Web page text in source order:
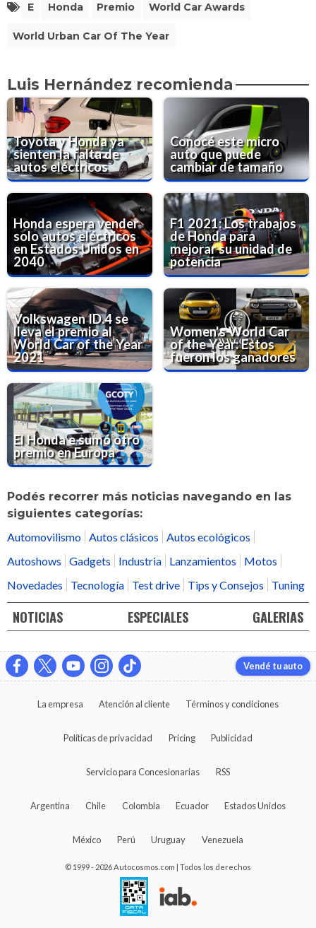
E Honda Premio World Car Awards
World Urban Car Of The Year
Luis Hernández recomienda
Toyota y Honda ya
sienten la falta de
autos eléctricos
Conocé este micro
auto que puede
cambiar de tamaño
Honda espera vender
solo autos eléctricos
en Estados Unidos en
2040
F1 2021: Los trabajos
de Honda para
mejorar su unidad de
potencia
Volkswagen ID.4 se
lleva el premio al
World Car of the Year
2021
Women's World Car
of the Year: Estos
fueron los ganadores
El Honda e sumó otro
premio en Europa
Podés recorrer más noticias navegando en las
siguientes categorías:
Automovilismo Autos clásicos
Autos ecológicos
Autoshows
Gadgets Industria Lanzamientos
Motos
Novedades
Tecnología Test drive Tips y Consejos Tuning
NOTICIAS ESPECIALES GALERIAS
Vendé tu auto
La empresa Atención al cliente Términos y condiciones
Políticas de privacidad Pricing Publicidad
Servicio para Concesionarias RSS
Argentina Chile Colombia Ecuador Estados Unidos
México Perú Uruguay Venezuela
© 1999 - 2026 Autocosmos.com | Todos los derechos